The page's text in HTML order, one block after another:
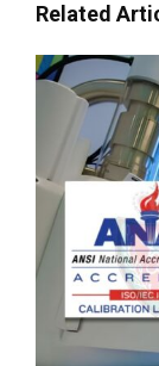
Related